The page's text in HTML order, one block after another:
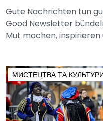
Gute Nachrichten tun
Good Newsletter
Mut machen, inspirieren
МИСТЕЦТВА ТА КУЛЬТУРИ